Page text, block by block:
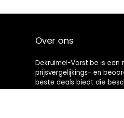
Over ons
Dekruimel-Vorst.be is een
prijsvergelijkings- en
beste deals biedt die
op de hoogte houdt via